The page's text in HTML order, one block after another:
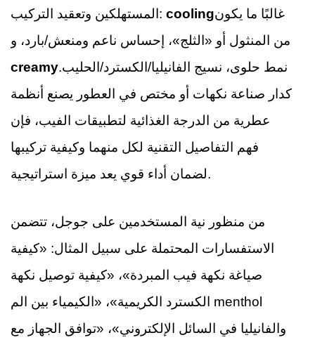
المستهلكين وتعقيد التركيب: coolingغالبًا ما يكون
من المنثول أو «الثلج»، إحساس ناعم ومنعش/بارد، و
creamyنمط حلوى، نسيج الفانيليا/الكسترد/الحليب.
كدار صناعة نكهات أو مختص في العطور يصنع أنظمة
عطرية من الدرجة الغذائية لتطبيقات الفيب، فإن
فهم التفاصيل التقنية لكل منهما وكيفية تركيبها
لضمان أداء قوي يعد ميزة استراتيجية.
من منظور نية المستخدمين على جوجل، تتضمن
الاستفسارات المحتملة على سبيل المثال: «كيفية
صياغة نكهة فيب المبردة»، «كيفية توصيل نكهة
الكسترد الكريمية»، «الكيمياء بين الم menthol
والفانيليا في السائل الإلكتروني»، «توافق الجهاز مع